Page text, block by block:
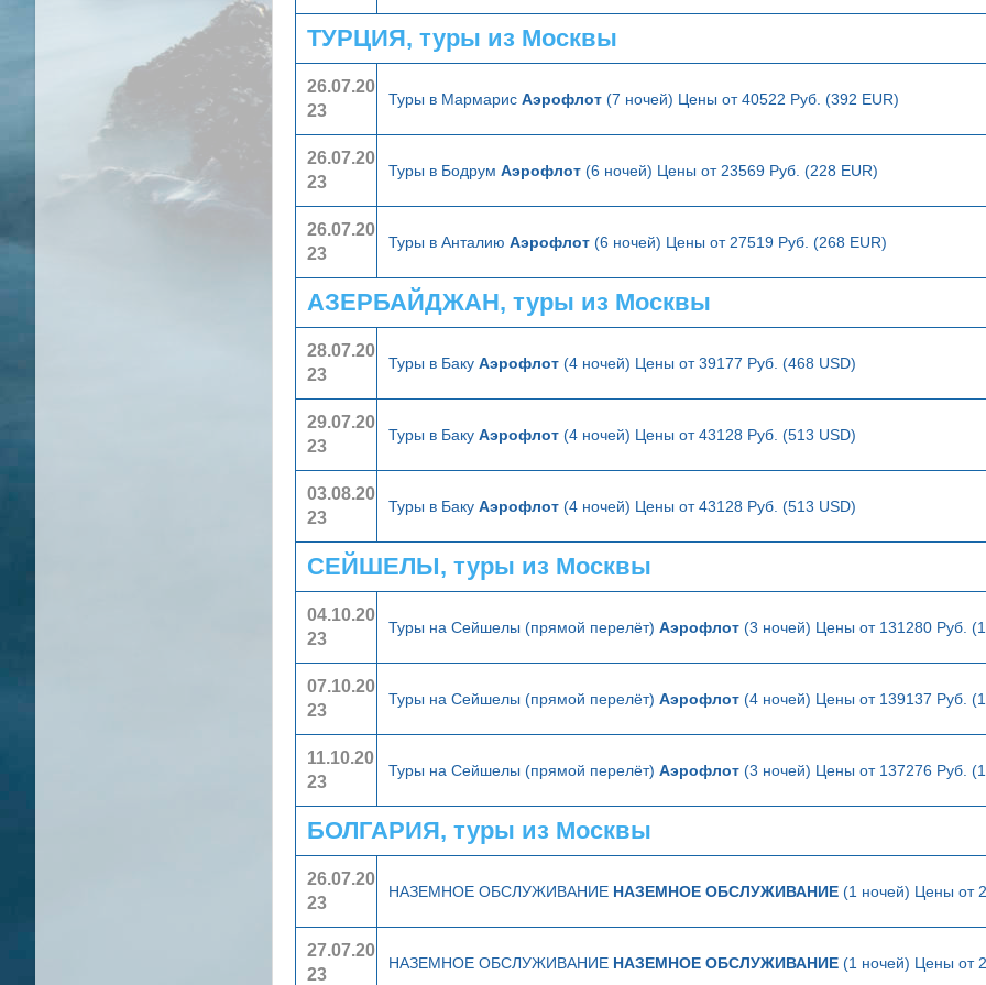
ТУРЦИЯ, туры из Москвы
26.07.20
23
Туры в Мармарис Аэрофлот (7 ночей) Цены от 40522 Руб. (392 EUR)
26.07.20
23
Туры в Бодрум Аэрофлот (6 ночей) Цены от 23569 Руб. (228 EUR)
26.07.20
23
Туры в Анталию Аэрофлот (6 ночей) Цены от 27519 Руб. (268 EUR)
АЗЕРБАЙДЖАН, туры из Москвы
28.07.20
23
Туры в Баку Аэрофлот (4 ночей) Цены от 39177 Руб. (468 USD)
29.07.20
23
Туры в Баку Аэрофлот (4 ночей) Цены от 43128 Руб. (513 USD)
03.08.20
23
Туры в Баку Аэрофлот (4 ночей) Цены от 43128 Руб. (513 USD)
СЕЙШЕЛЫ, туры из Москвы
04.10.20
23
Туры на Сейшелы (прямой перелёт) Аэрофлот (3 ночей) Цены от 131280 Руб.
07.10.20
23
Туры на Сейшелы (прямой перелёт) Аэрофлот (4 ночей) Цены от 139137 Руб.
11.10.20
23
Туры на Сейшелы (прямой перелёт) Аэрофлот (3 ночей) Цены от 137276 Руб.
БОЛГАРИЯ, туры из Москвы
26.07.20
23
НАЗЕМНОЕ ОБСЛУЖИВАНИЕ НАЗЕМНОЕ ОБСЛУЖИВАНИЕ (1 ночей) Цены от
27.07.20
23
НАЗЕМНОЕ ОБСЛУЖИВАНИЕ НАЗЕМНОЕ ОБСЛУЖИВАНИЕ (1 ночей) Цены от